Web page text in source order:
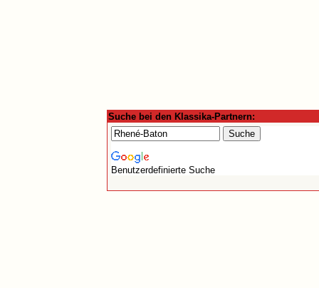
Suche bei den Klassika-Partnern:
Benutzerdefinierte Suche